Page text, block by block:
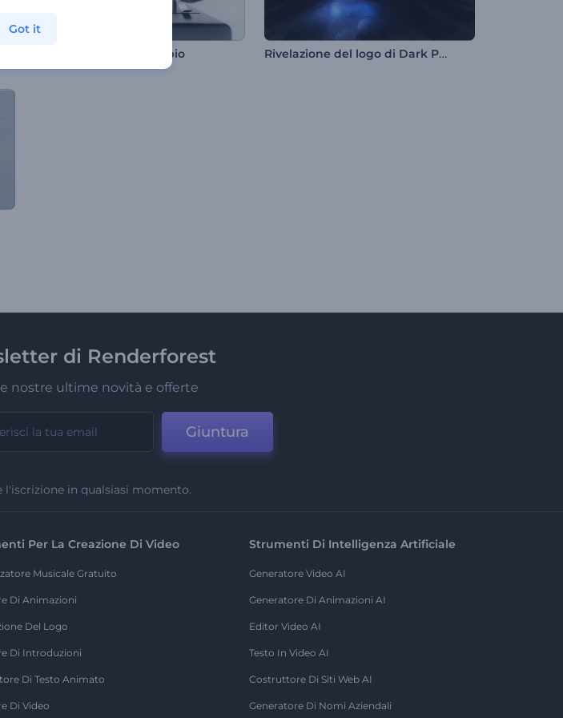
Apri-lenti del microscopio Rivelazione del logo di Dark Power
di Renderforest
nostre ultime novità e offerte
Giuntura
in qualsiasi momento.
Per La Creazione Di Video
Musicale Gratuito
Di Animazioni
Del Logo
Di Introduzioni
Di Testo Animato
Di Video
Strumenti Di Intelligenza Artificiale
Generatore Video AI
Generatore Di Animazioni AI
Editor Video AI
Testo In Video AI
Costruttore Di Siti Web AI
Generatore Di Nomi Aziendali
Got it